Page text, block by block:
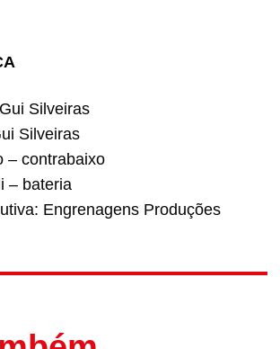
Silveiras
Silveiras
– contrabaixo
– bateria
Engrenagens Produções